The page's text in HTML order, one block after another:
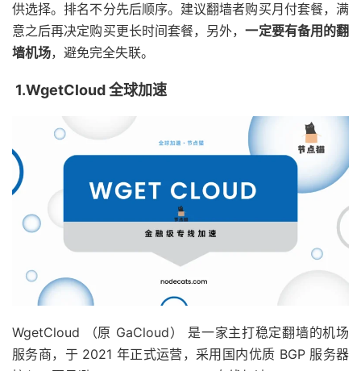
供选择。排名不分先后顺序。建议翻墙者购买月付套餐，满
意之后再决定购买更长时间套餐，另外，一定要有备用的翻
墙机场，避免完全失联。
1.WgetCloud 全球加速
WgetCloud （原 GaCloud） 是一家主打稳定翻墙的机场
服务商，于 2021 年正式运营，采用国内优质 BGP 服务器